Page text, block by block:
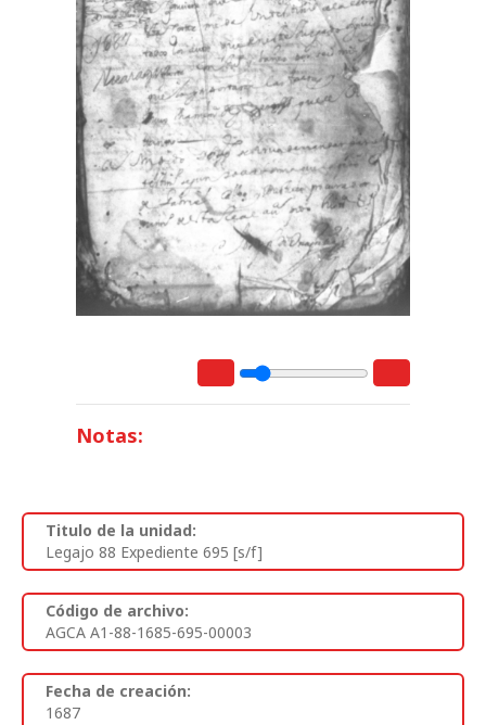
Notas:
Titulo de la unidad:
Legajo 88 Expediente 695 [s/f]
Código de archivo:
AGCA A1-88-1685-695-00003
Fecha de creación:
1687